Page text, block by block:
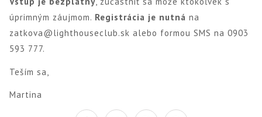
úprimným záujmom. Registrácia je nutná na
zatkova@lighthouseclub.sk alebo formou SMS na 0903
593 777.
Teším sa,
Martina